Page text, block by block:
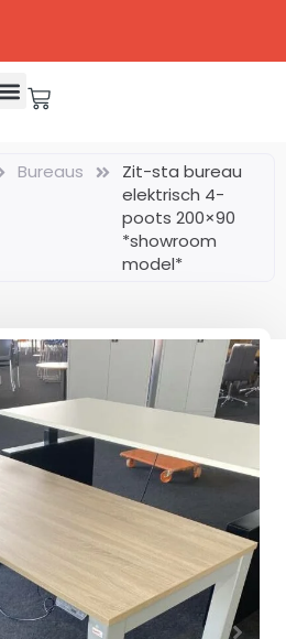
Bureaus
Zit-sta bureau
elektrisch 4-
poots 200×90
*showroom
model*